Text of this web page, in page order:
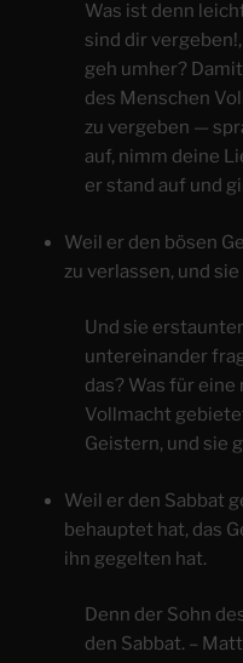
Was ist denn
sind dir
geh umher?
des Menschen
zu vergeben —
auf, nimm deine
er stand auf und
Weil er den bösen
zu verlassen, und
Und sie
untereinander
das? Was für
Vollmacht
Geistern, und sie
Weil er den Sabbat
behauptet hat, das
ihn gegelten hat.
Denn der Sohn
den Sabbat. –